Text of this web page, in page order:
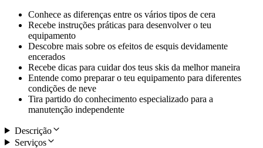
Conhece as diferenças entre os vários tipos de cera
Recebe instruções práticas para desenvolver o teu
equipamento
Descobre mais sobre os efeitos de esquis devidamente
encerados
Recebe dicas para cuidar dos teus skis da melhor maneira
Entende como preparar o teu equipamento para diferentes
condições de neve
Tira partido do conhecimento especializado para a
manutenção independente
Descrição
Serviços